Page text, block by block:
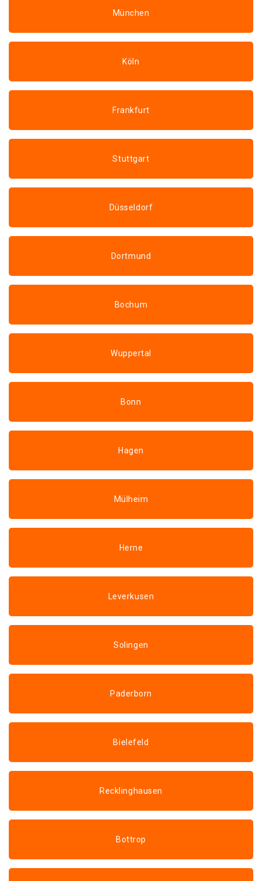
München
Köln
Frankfurt
Stuttgart
Düsseldorf
Dortmund
Bochum
Wuppertal
Bonn
Hagen
Mülheim
Herne
Leverkusen
Solingen
Paderborn
Bielefeld
Recklinghausen
Bottrop